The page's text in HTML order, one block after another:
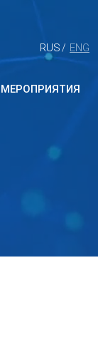
RUS / ENG
МЕРОПРИЯТИЯ